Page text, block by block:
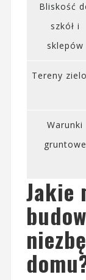
Bliskość
szkół i
sklepów
Tereny
Warunki
gruntowe
Jakie